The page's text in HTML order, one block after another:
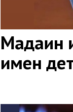
Мадаин
имен